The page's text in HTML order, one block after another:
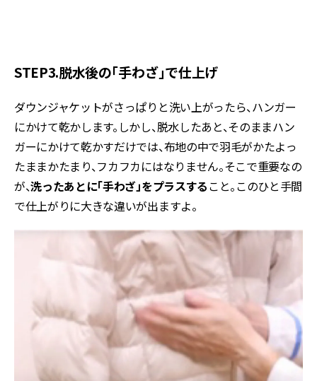
STEP3.脱水後の「手わざ」で仕上げ
ダウンジャケットがさっぱりと洗い上がったら、ハンガー
にかけて乾かします。しかし、脱水したあと、そのままハン
ガーにかけて乾かすだけでは、布地の中で羽毛がかたよっ
たままかたまり、フカフカにはなりません。そこで重要なの
が、洗ったあとに「手わざ」をプラスすること。このひと手間
で仕上がりに大きな違いが出ますよ。